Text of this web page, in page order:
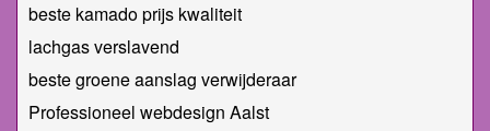
beste kamado prijs kwaliteit
lachgas verslavend
beste groene aanslag verwijderaar
Professioneel webdesign Aalst